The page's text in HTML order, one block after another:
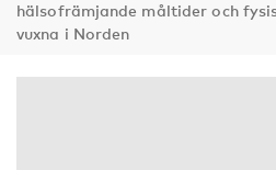
hälsofrämjande måltider och
vuxna i Norden